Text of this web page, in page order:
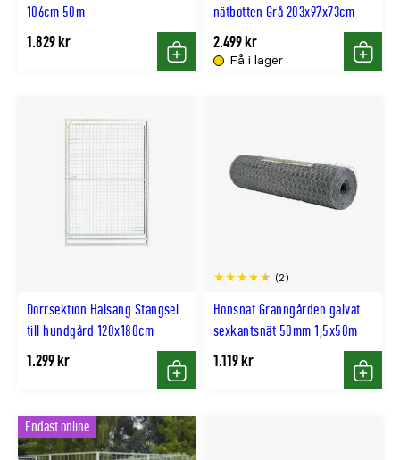
106cm 50m
1.829 kr
Köp
nätbotten Grå 203x97x73cm
Få i lager
2.499 kr
Köp
Dörrsektion Halsäng Stängsel
till hundgård 120x180cm
1.299 kr
Köp
Hönsnät Granngården galvat
sexkantsnät 50mm 1,5x50m
(2)
1.119 kr
Köp
Endast online